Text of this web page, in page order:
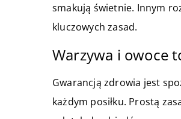
smakują świetnie. Innym
kluczowych zasad.
Warzywa i owoce
Gwarancją zdrowia jest
każdym posiłku. Prostą